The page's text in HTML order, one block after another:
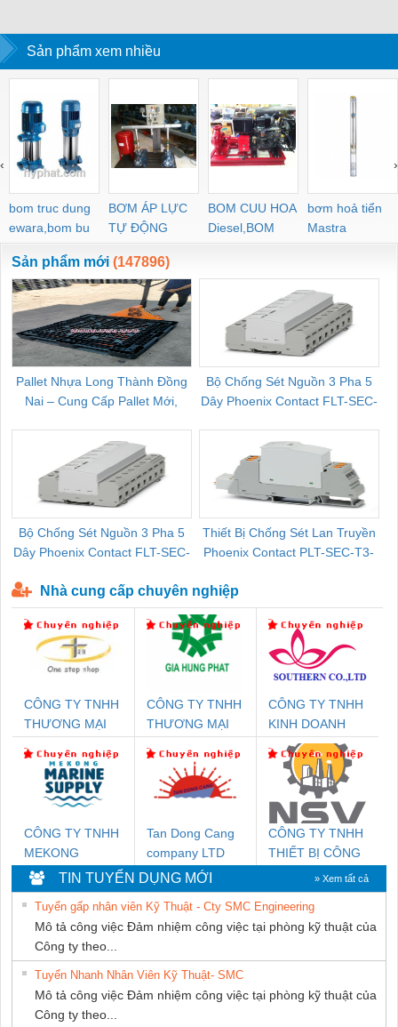
ĐÓNG GÓI
Sản phẩm xem nhiều
bom truc dung
ewara,bom bu
ewara
BƠM ÁP LỰC
TỰ ĐỘNG
BOM CUU HOA
Diesel,BOM
CHUA CHAY
bơm hoả tiển
Mastra
‹ ›
Sản phẩm mới (147896)
Pallet Nhựa Long Thành Đồng
Nai – Cung Cấp Pallet Mới,
Bộ Chống Sét Nguồn 3 Pha 5
Dây Phoenix Contact FLT-SEC-
Bộ Chống Sét Nguồn 3 Pha 5
Dây Phoenix Contact FLT-SEC-
Thiết Bị Chống Sét Lan Truyền
Phoenix Contact PLT-SEC-T3-
Nhà cung cấp chuyên nghiệp
CÔNG TY TNHH
THƯƠNG MẠI
NAM
CÔNG TY TNHH
THƯƠNG MẠI
THUẬT ĐIỆN CƠ
GIA HƯNG
PHÁT
CÔNG TY TNHH
KINH DOANH
DỊCH VỤ XNK
PHƯƠNG NAM
CÔNG TY TNHH
MEKONG
MARINE SUPPLY
Tan Dong Cang
company LTD
CÔNG TY TNHH
THIẾT BỊ CÔNG
NGHIỆP NIHON
SETSUBI VIỆT
NAM
TIN TUYỂN DỤNG MỚI » Xem tất cả
Tuyển gấp nhân viên Kỹ Thuật - Cty SMC Engineering
Mô tả công việc Đảm nhiệm công việc tại phòng kỹ thuật của
Công ty theo...
Tuyển Nhanh Nhân Viên Kỹ Thuật- SMC
Mô tả công việc Đảm nhiệm công việc tại phòng kỹ thuật của
Công ty theo...